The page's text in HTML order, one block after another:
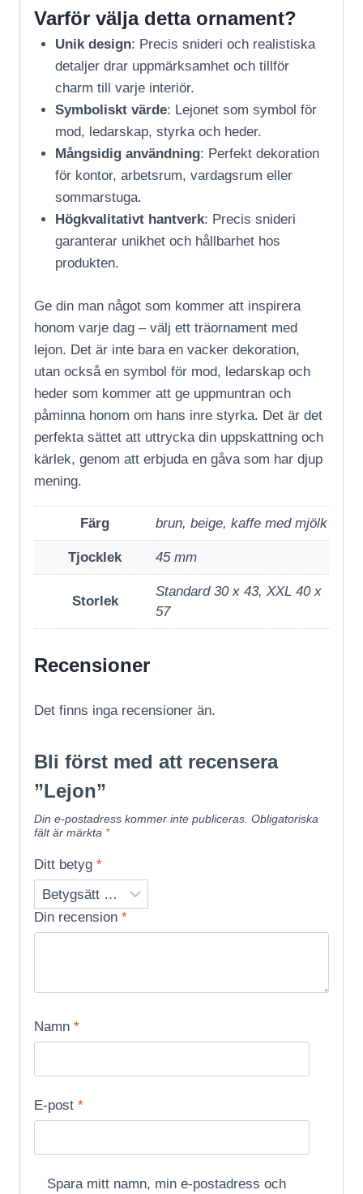
Varför välja detta ornament?
Unik design: Precis snideri och realistiska
detaljer drar uppmärksamhet och tillför
charm till varje interiör.
Symboliskt värde: Lejonet som symbol för
mod, ledarskap, styrka och heder.
Mångsidig användning: Perfekt dekoration
för kontor, arbetsrum, vardagsrum eller
sommarstuga.
Högkvalitativt hantverk: Precis snideri
garanterar unikhet och hållbarhet hos
produkten.
Ge din man något som kommer att inspirera
honom varje dag – välj ett träornament med
lejon. Det är inte bara en vacker dekoration,
utan också en symbol för mod, ledarskap och
heder som kommer att ge uppmuntran och
påminna honom om hans inre styrka. Det är det
perfekta sättet att uttrycka din uppskattning och
kärlek, genom att erbjuda en gåva som har djup
mening.
Färg brun, beige, kaffe med mjölk
Tjocklek 45 mm
Storlek
Standard 30 x 43, XXL 40 x
57
Recensioner
Det finns inga recensioner än.
Bli först med att recensera
”Lejon”
Din e-postadress kommer inte publiceras. Obligatoriska
fält är märkta *
Ditt betyg *
Din recension *
Namn *
E-post *
Spara mitt namn, min e-postadress och